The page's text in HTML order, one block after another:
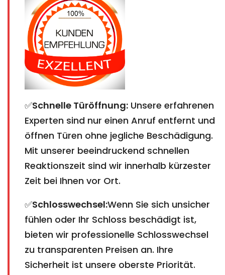
✅Schnelle Türöffnung: Unsere erfahrenen
Experten sind nur einen Anruf entfernt und
öffnen Türen ohne jegliche Beschädigung.
Mit unserer beeindruckend schnellen
Reaktionszeit sind wir innerhalb kürzester
Zeit bei Ihnen vor Ort.
✅Schlosswechsel:Wenn Sie sich unsicher
fühlen oder Ihr Schloss beschädigt ist,
bieten wir professionelle Schlosswechsel
zu transparenten Preisen an. Ihre
Sicherheit ist unsere oberste Priorität.